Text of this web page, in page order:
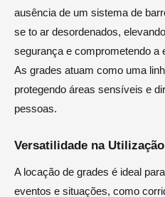
ausência de um sistema de
se to ar desordenados,
segurança e comprometendo a
As grades atuam como uma
protegendo áreas sensíveis e
pessoas.
Versatilidade na
A locação de grades é ideal
eventos e situações, como